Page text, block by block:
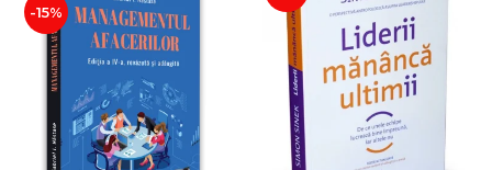
-15%